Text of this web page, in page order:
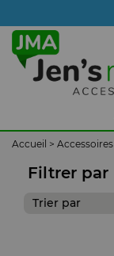
Accueil > Accessoires
Filtrer par
Trier par